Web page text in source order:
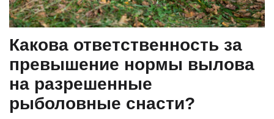
Какова ответственность за
превышение нормы вылова
на разрешенные
рыболовные снасти?